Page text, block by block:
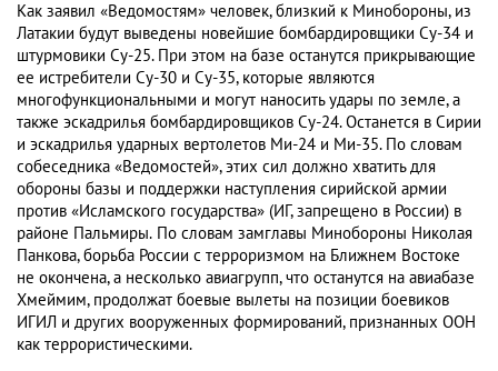
Как заявил «Ведомостям» человек, близкий к Минобороны, из
Латакии будут выведены новейшие бомбардировщики Су-34 и
штурмовики Су-25. При этом на базе останутся прикрывающие
ее истребители Су-30 и Су-35, которые являются
многофункциональными и могут наносить удары по земле, а
также эскадрилья бомбардировщиков Су-24. Останется в Сирии
и эскадрилья ударных вертолетов Ми-24 и Ми-35. По словам
собеседника «Ведомостей», этих сил должно хватить для
обороны базы и поддержки наступления сирийской армии
против «Исламского государства» (ИГ, запрещено в России) в
районе Пальмиры. По словам замглавы Минобороны Николая
Панкова, борьба России с терроризмом на Ближнем Востоке
не окончена, а несколько авиагрупп, что останутся на авиабазе
Хмеймим, продолжат боевые вылеты на позиции боевиков
ИГИЛ и других вооруженных формирований, признанных ООН
как террористическими.